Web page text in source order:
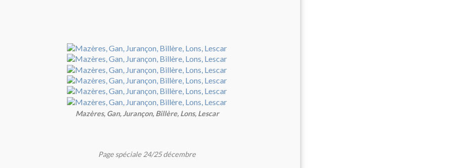
Mazères, Gan, Jurançon, Billère, Lons, Lescar
Page spéciale 24/25 décembre